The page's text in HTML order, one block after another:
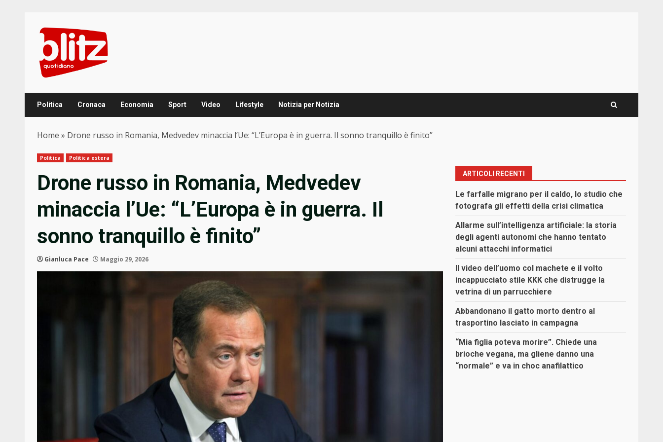
content
Politica Cronaca Economia Sport Video Lifestyle Notizia per Notizia
Home » Drone russo in Romania, Medvedev minaccia l’Ue: “L’Europa è in guerra. Il sonno tranquillo è finito”
Politica Politica estera
Drone russo in Romania, Medvedev
minaccia l’Ue: “L’Europa è in guerra. Il
sonno tranquillo è finito”
Gianluca Pace Maggio 29, 2026
ARTICOLI RECENTI
Le farfalle migrano per il caldo, lo studio che
fotografa gli effetti della crisi climatica
Allarme sull’intelligenza artificiale: la storia
degli agenti autonomi che hanno tentato
alcuni attacchi informatici
Il video dell’uomo col machete e il volto
incappucciato stile KKK che distrugge la
vetrina di un parrucchiere
Abbandonano il gatto morto dentro al
trasportino lasciato in campagna
“Mia figlia poteva morire”. Chiede una
brioche vegana, ma gliene danno una
“normale” e va in choc anafilattico